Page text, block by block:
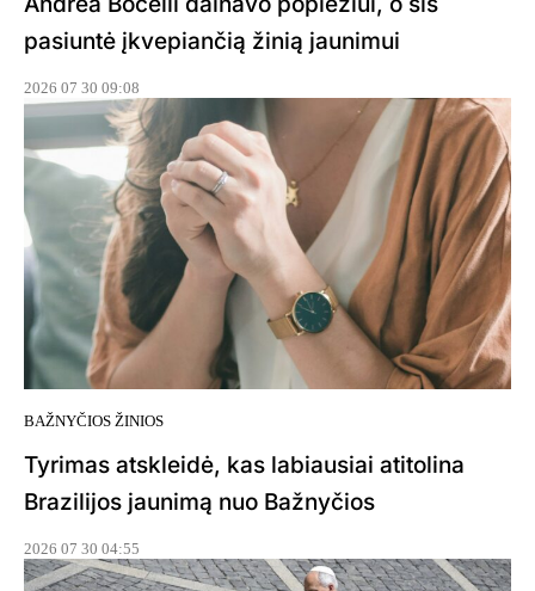
pasiuntė įkvepiančią žinią jaunimui
2026 07 30 09:08
BAŽNYČIOS ŽINIOS
Tyrimas atskleidė, kas labiausiai atitolina
Brazilijos jaunimą nuo Bažnyčios
2026 07 30 04:55